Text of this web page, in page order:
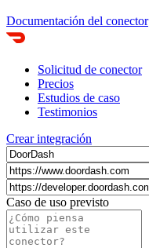
Documentación del conector
Solicitud de conector
Precios
Estudios de caso
Testimonios
Crear integración
Caso de uso previsto